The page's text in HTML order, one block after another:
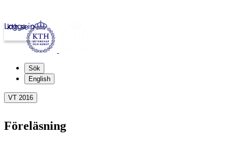
kth.se
Logga in
Sök
English
VT 2016
Föreläsning